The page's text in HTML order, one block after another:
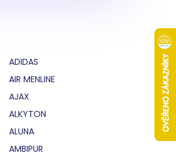
ADIDAS
AIR MENLINE
AJAX
ALKYTON
ALUNA
AMBIPUR